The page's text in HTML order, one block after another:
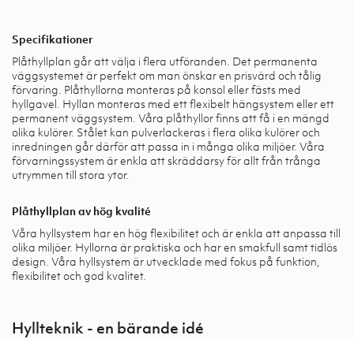
Specifikationer
Plåthyllplan går att välja i flera utföranden. Det permanenta
väggsystemet är perfekt om man önskar en prisvärd och tålig
förvaring. Plåthyllorna monteras på konsol eller fästs med
hyllgavel. Hyllan monteras med ett flexibelt hängsystem eller ett
permanent väggsystem. Våra plåthyllor finns att få i en mängd
olika kulörer. Stålet kan pulverlackeras i flera olika kulörer och
inredningen går därför att passa in i många olika miljöer. Våra
förvarningssystem är enkla att skräddarsy för allt från trånga
utrymmen till stora ytor.
Plåthyllplan av hög kvalité
Våra hyllsystem har en hög flexibilitet och är enkla att anpassa till
olika miljöer. Hyllorna är praktiska och har en smakfull samt tidlös
design. Våra hyllsystem är utvecklade med fokus på funktion,
flexibilitet och god kvalitet.
Hyllteknik - en bärande idé